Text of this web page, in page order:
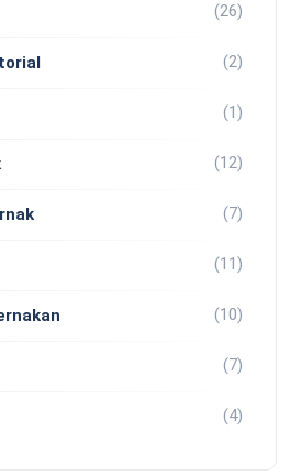
(26)
(2)
(1)
(12)
(7)
(11)
(10)
(7)
(4)